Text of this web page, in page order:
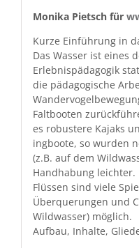
Moni­ka Pietsch für
Kurze Ein­führung in
Das Wass­er ist eines
Erleb­nis­päd­a­gogik
die päd­a­gogis­che
Falt­booten
es robus­tere Kajaks
ing­boote, so wur­den
(z.B. auf dem
Hand­habung leichter.
Flüssen sind viele
Über­querun­gen und
Wild­wass­er) möglich.
Auf­bau, Inhalte,